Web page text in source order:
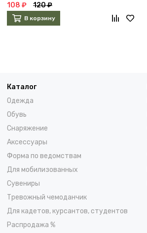
108 ₽ 120 ₽
В корзину
Каталог
Одежда
Обувь
Снаряжение
Аксессуары
Форма по ведомствам
Для мобилизованных
Сувениры
Тревожный чемоданчик
Для кадетов, курсантов, студентов
Распродажа %